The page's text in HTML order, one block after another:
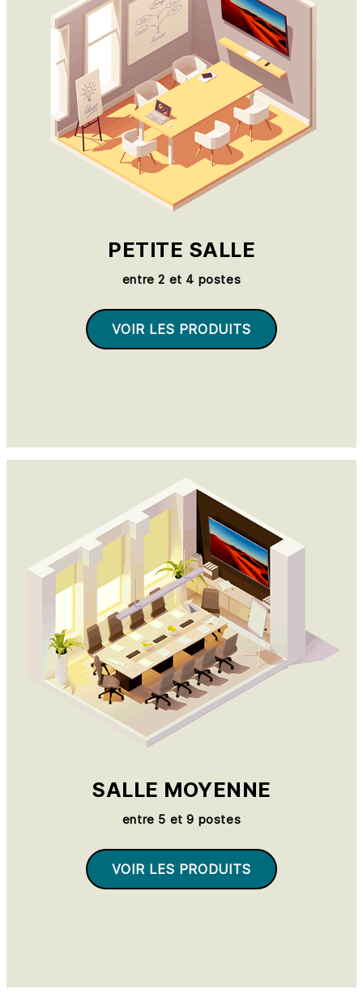
PETITE SALLE
entre 2 et 4 postes
VOIR LES PRODUITS
SALLE MOYENNE
entre 5 et 9 postes
VOIR LES PRODUITS